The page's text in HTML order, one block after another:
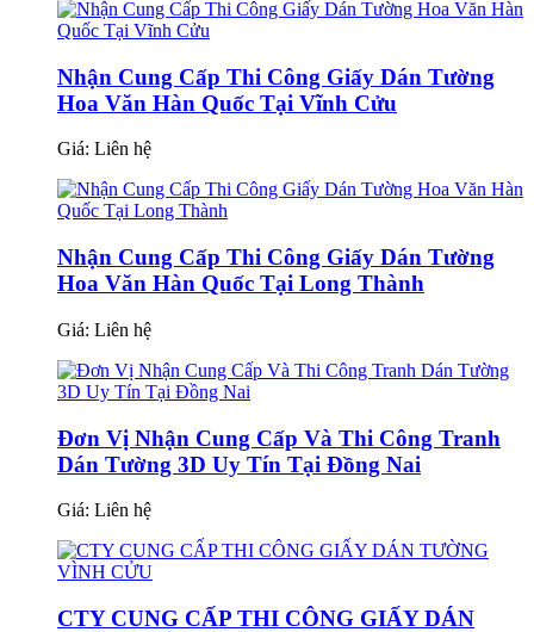
Nhận Cung Cấp Thi Công Giấy Dán Tường
Hoa Văn Hàn Quốc Tại Vĩnh Cửu
Giá: Liên hệ
Nhận Cung Cấp Thi Công Giấy Dán Tường
Hoa Văn Hàn Quốc Tại Long Thành
Giá: Liên hệ
Đơn Vị Nhận Cung Cấp Và Thi Công Tranh
Dán Tường 3D Uy Tín Tại Đồng Nai
Giá: Liên hệ
CTY CUNG CẤP THI CÔNG GIẤY DÁN